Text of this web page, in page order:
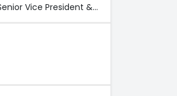
Vice President &…